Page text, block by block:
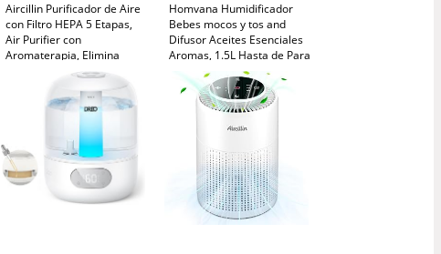
Aircillin Purificador de Aire
con Filtro HEPA 5 Etapas,
Air Purifier con
Aromaterapia, Elimina
99.97% Polen, Caspa, Humo
y Olores, Silencio 25dB
Modo Sueño,
Temporizador, Luz, Bajo
Consumo 12W
Homvana Humidificador
Bebes mocos y tos and
Difusor Aceites Esenciales
Aromas, 1.5L Hasta de Para
Dormitorio, Top-Fill
Humidifier Plantas
Ultrasonico, Difusor
Aromatizador,
Humidificadores Habitacion